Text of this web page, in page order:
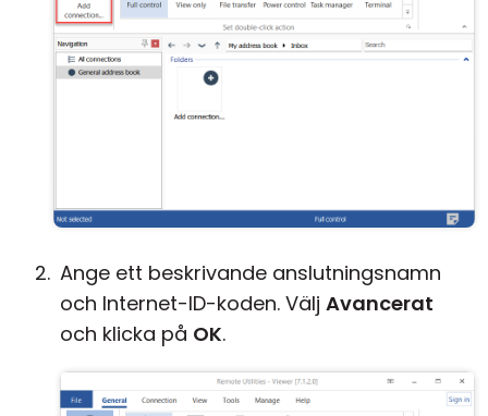
Ange ett beskrivande anslutningsnamn
och Internet-ID-koden. Välj Avancerat
och klicka på OK.